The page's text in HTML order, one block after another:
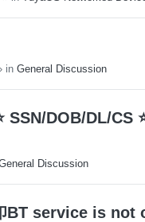
in General Discussion
SSN/DOB/DL/CS
Discussion
BT service is not